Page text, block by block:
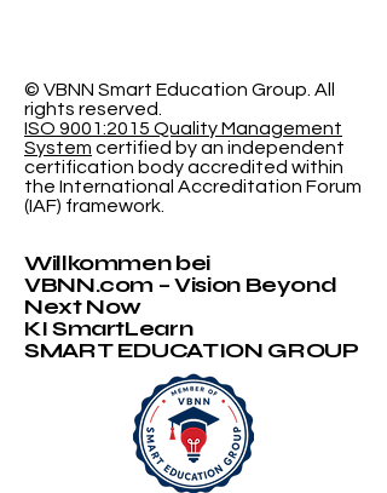
© VBNN Smart Education Group. All
rights reserved.
ISO 9001:2015 Quality Management
System certified by an independent
certification body accredited within
the International Accreditation Forum
(IAF) framework.
Willkommen bei
VBNN.com – Vision Beyond
Next Now
KI SmartLearn
SMART EDUCATION GROUP